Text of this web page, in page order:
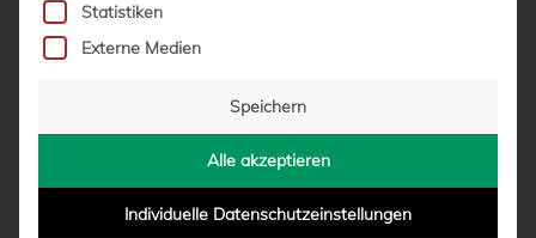
LIVE AUS DER OBI-ARENA: FC EINTRACHT
vonLorenz Schulze-Marmeling|04.07.2026 - 13:41
Statistiken
Externe Medien
Speichern
Alle akzeptieren
Individuelle Datenschutzeinstellungen